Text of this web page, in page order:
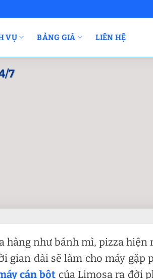
VỤ BẢNG GIÁ LIÊN HỆ
7
hàng như bánh mì, pizza hiện
gian dài sẽ làm cho máy gặp
cán bột của Limosa ra đời